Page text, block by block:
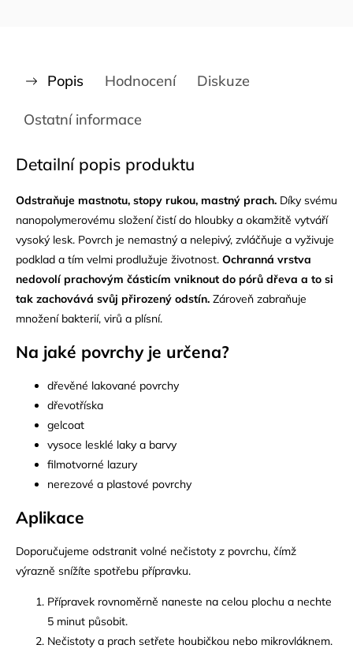
Popis Hodnocení Diskuze
Ostatní informace
Detailní popis produktu
Odstraňuje mastnotu, stopy rukou, mastný prach. Díky svému
nanopolymerovému složení čistí do hloubky a okamžitě vytváří
vysoký lesk. Povrch je nemastný a nelepivý, zvláčňuje a vyživuje
podklad a tím velmi prodlužuje životnost. Ochranná vrstva
nedovolí prachovým částicím vniknout do pórů dřeva a to si
tak zachovává svůj přirozený odstín. Zároveň zabraňuje
množení bakterií, virů a plísní.
Na jaké povrchy je určena?
dřevěné lakované povrchy
dřevotříska
gelcoat
vysoce lesklé laky a barvy
filmotvorné lazury
nerezové a plastové povrchy
Aplikace
Doporučujeme odstranit volné nečistoty z povrchu, čímž
výrazně snížíte spotřebu přípravku.
Přípravek rovnoměrně naneste na celou plochu a nechte
5 minut působit.
Nečistoty a prach setřete houbičkou nebo mikrovláknem.